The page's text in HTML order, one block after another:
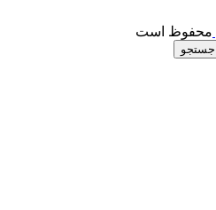
محفوظ است
جستجو